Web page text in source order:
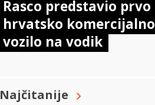
Rasco predstavio prvo
hrvatsko komercijalno
vozilo na vodik
Najčitanije